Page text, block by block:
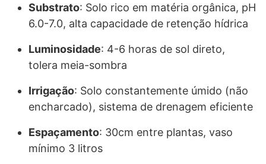
Substrato: Solo rico em matéria orgânica, pH
6.0-7.0, alta capacidade de retenção hídrica
Luminosidade: 4-6 horas de sol direto,
tolera meia-sombra
Irrigação: Solo constantemente úmido (não
encharcado), sistema de drenagem eficiente
Espaçamento: 30cm entre plantas, vaso
mínimo 3 litros